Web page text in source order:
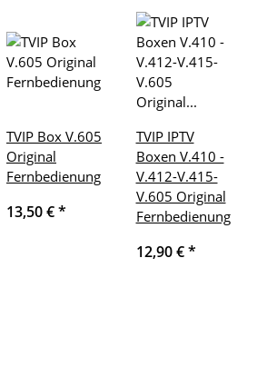
TVIP Box V.605
Original
Fernbedienung
13,50 €*
TVIP IPTV
Boxen V.410 -
V.412-V.415-
V.605 Original
Fernbedienung
12,90 €*